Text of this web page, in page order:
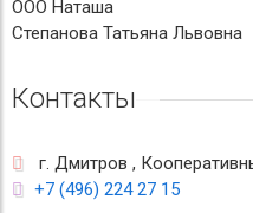
ООО Наташа
Степанова Татьяна Львовна
Контакты
г. Дмитров ,
+7 (496) 224 27 15